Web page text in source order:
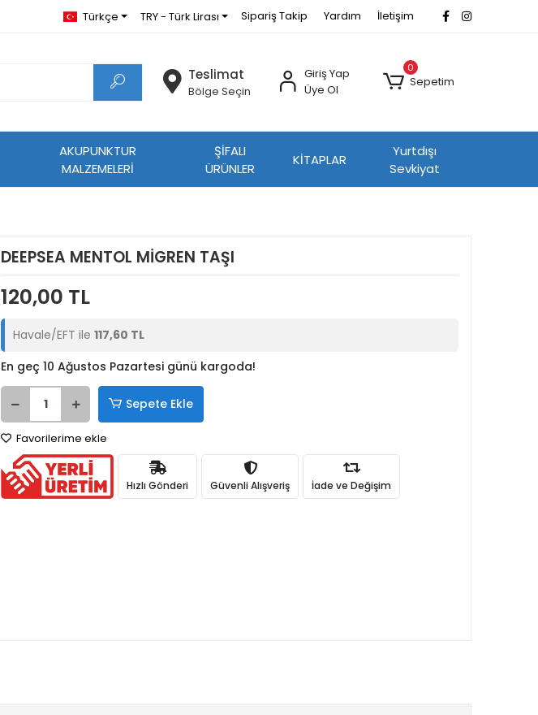
Türkçe TRY - Türk Lirası Sipariş Takip Yardım İletişim
Teslimat
Bölge Seçin
Giriş Yap
Üye Ol
0
Sepetim
AKUPUNKTUR
MALZEMELERİ
ŞİFALI
ÜRÜNLER
KİTAPLAR
Yurtdışı
Sevkiyat
DEEPSEA MENTOL MİGREN TAŞI
120,00 TL
Havale/EFT ile 117,60 TL
En geç 10 Ağustos Pazartesi günü kargoda!
Sepete Ekle
Favorilerime ekle
Hızlı Gönderi Güvenli Alışveriş İade ve Değişim